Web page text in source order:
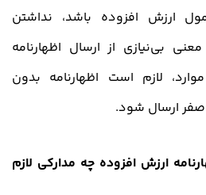
ارزش افزوده باشد، نداشتن
بی‌نیازی از ارسال اظهارنامه
لازم است اظهارنامه بدون
صفر ارسال شود.
ارزش افزوده چه مدارکی لازم